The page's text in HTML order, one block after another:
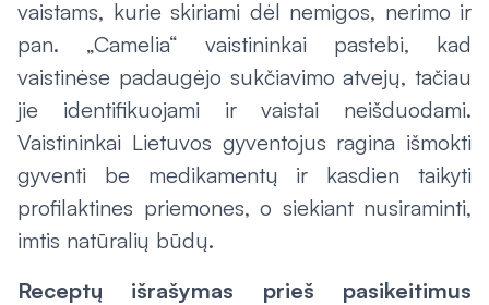
vaistams, kurie skiriami dėl nemigos, nerimo ir
pan. „Camelia“ vaistininkai pastebi, kad
vaistinėse padaugėjo sukčiavimo atvejų, tačiau
jie identifikuojami ir vaistai neišduodami.
Vaistininkai Lietuvos gyventojus ragina išmokti
gyventi be medikamentų ir kasdien taikyti
profilaktines priemones, o siekiant nusiraminti,
imtis natūralių būdų.
Receptų išrašymas prieš pasikeitimus